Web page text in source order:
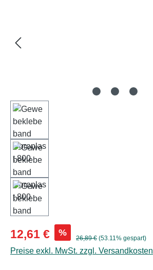
Verkaufspreis:
12,61 € % Regulärer Preis:
26,89 € (53.11% gespart)
Preise exkl. MwSt. zzgl. Versandkosten